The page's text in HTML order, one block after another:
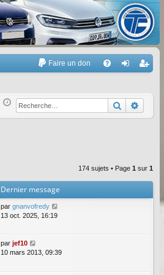
Faire un don
Q ne
xi
nr
eg
r
Rechercher
174 sujets • Page 1 sur 1
Dernier message
par gnanvofredy
13 oct. 2025, 16:19
par jef10
10 mars 2013, 09:39